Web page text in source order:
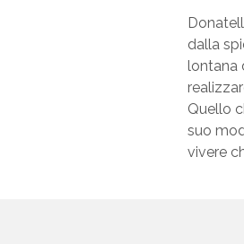
dalla
lontana
Quello
suo
vivere